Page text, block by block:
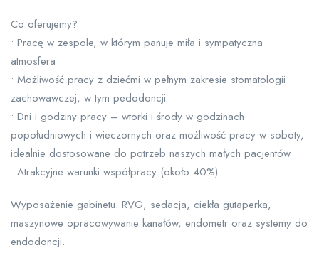
Co oferujemy?
• Pracę w zespole, w którym panuje miła i sympatyczna
atmosfera
• Możliwość pracy z dziećmi w pełnym zakresie stomatologii
zachowawczej, w tym pedodoncji
• Dni i godziny pracy – wtorki i środy w godzinach
popołudniowych i wieczornych oraz możliwość pracy w soboty,
idealnie dostosowane do potrzeb naszych małych pacjentów
• Atrakcyjne warunki współpracy (około 40%)
Wyposażenie gabinetu: RVG, sedacja, ciekła gutaperka,
maszynowe opracowywanie kanałów, endometr oraz systemy do
endodoncji.